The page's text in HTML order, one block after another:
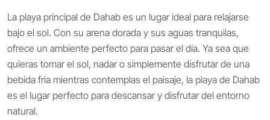
La playa principal de Dahab es un lugar ideal para relajarse
bajo el sol. Con su arena dorada y sus aguas tranquilas,
ofrece un ambiente perfecto para pasar el día. Ya sea que
quieras tomar el sol, nadar o simplemente disfrutar de una
bebida fría mientras contemplas el paisaje, la playa de Dahab
es el lugar perfecto para descansar y disfrutar del entorno
natural.